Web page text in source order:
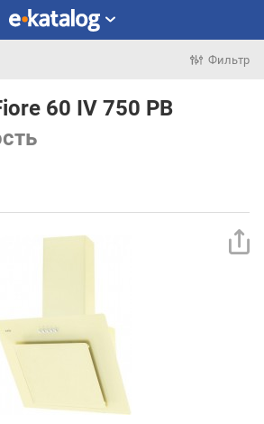
Фильтр
60 IV 750 PB